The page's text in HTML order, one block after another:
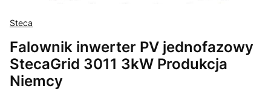
Steca
Falownik inwerter PV jednofazowy
StecaGrid 3011 3kW Produkcja
Niemcy